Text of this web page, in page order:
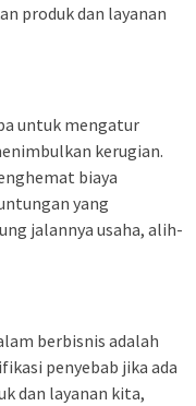
produk dan layanan
untuk mengatur
kerugian.
biaya
yang
jalannya usaha, alih-
berbisnis adalah
penyebab jika ada
dan layanan kita,